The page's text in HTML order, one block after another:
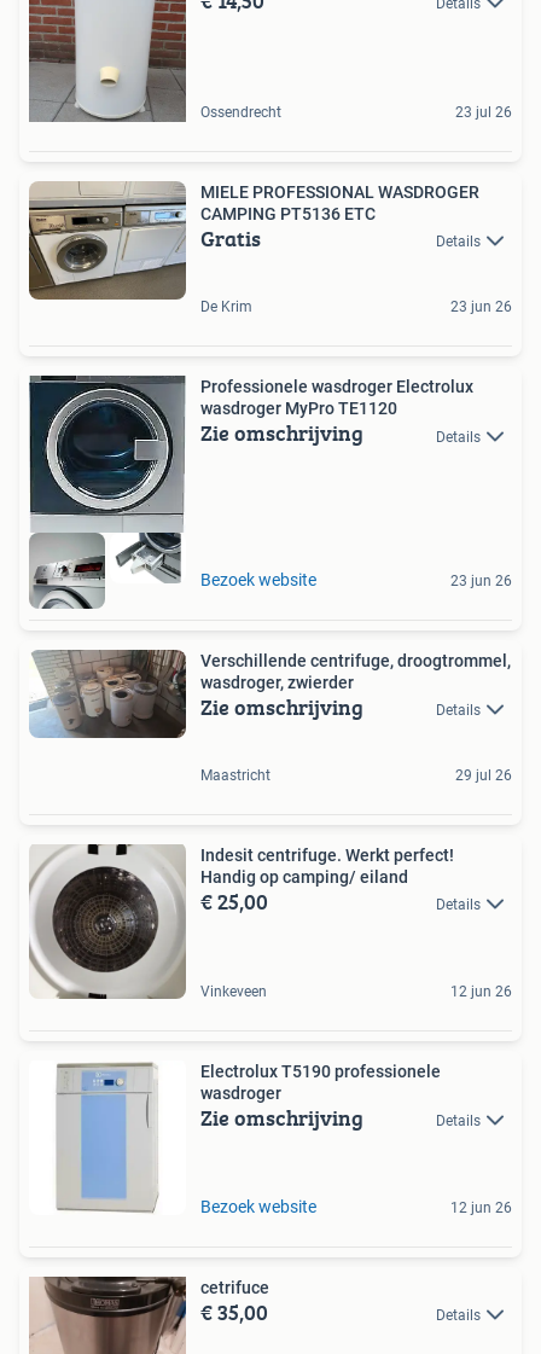
Details
Ossendrecht 23 jul 26
MIELE PROFESSIONAL WASDROGER
CAMPING PT5136 ETC
Gratis Details
De Krim 23 jun 26
Professionele wasdroger Electrolux
wasdroger MyPro TE1120
Zie omschrijving Details
Bezoek website 23 jun 26
Verschillende centrifuge, droogtrommel,
wasdroger, zwierder
Zie omschrijving Details
Maastricht 29 jul 26
Indesit centrifuge. Werkt perfect!
Handig op camping/ eiland
€ 25,00 Details
Vinkeveen 12 jun 26
Electrolux T5190 professionele
wasdroger
Zie omschrijving Details
Bezoek website 12 jun 26
cetrifuce
€ 35,00 Details